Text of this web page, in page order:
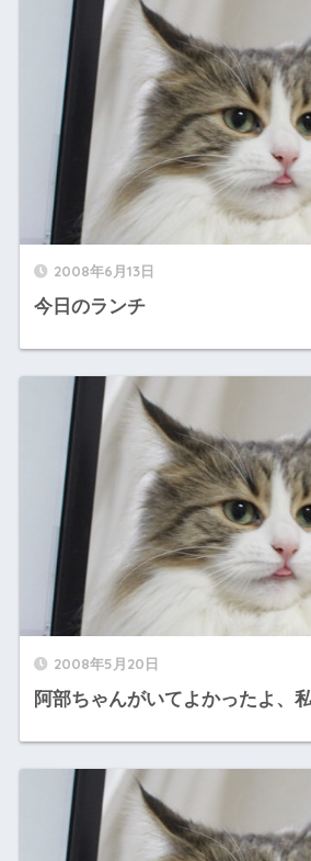
2008年6月13日
今日のランチ
2008年5月20日
阿部ちゃんがいてよかったよ、